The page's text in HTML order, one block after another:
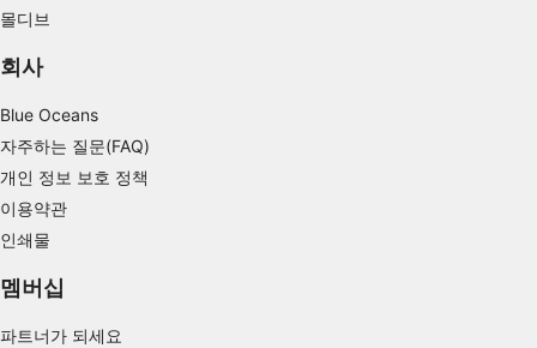
몰디브
회사
Blue Oceans
자주하는 질문(FAQ)
개인 정보 보호 정책
이용약관
인쇄물
멤버십
파트너가 되세요